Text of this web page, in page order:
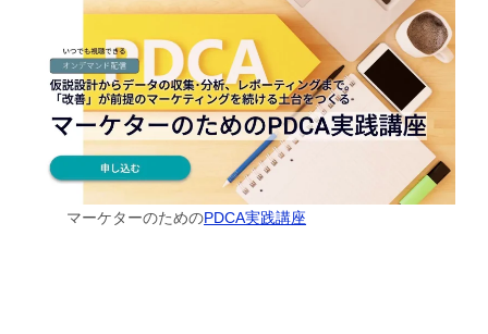
マーケターのためのPDCA実践講座